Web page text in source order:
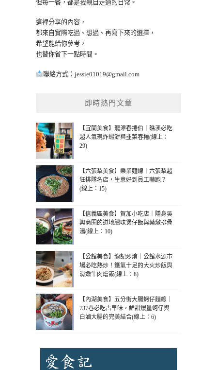
但每一餐，都是我親自走過的日常。
這裡分享的內容，
都來自實際吃過、想過、再寫下來的選擇，
希望能給你參考，
也替你省下一點時間。
聯絡方式： jessie01019@gmail.com
即時熱門文章
【宜蘭美食】龍潭春捲伯｜礁溪必吃
超人氣現炸蝦餅與韭菜春捲(線上：
29)
【六張犁美食】樂業麵線｜六張犁超
狂排隊名店，生意好到員工嚇跑？
(線上：15)
【信義區美食】賀加小吃店｜隱身吳
興商圈的道地臘味煲仔飯與藥燉排骨
湯(線上：10)
【公館美食】龍記炒燴｜公館水源市
場必吃熱炒！鑊氣十足的大火炒飯與
滑嫩牛肉燴飯(線上：8)
【內湖美食】五分街大腸蚵仔麵線｜
737巷必吃古早味，鮮甜爆量蚵仔與
白滷大腸的完美結合(線上：6)